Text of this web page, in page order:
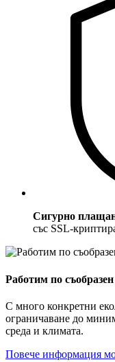
Сигурно
със SSL-
Работим по
С много конкретни
ограничаване до
среда и климата.
Повече информация